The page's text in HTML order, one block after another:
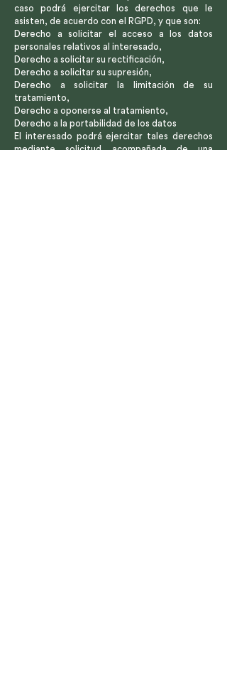
caso podrá ejercitar los derechos que le
asisten, de acuerdo con el RGPD, y que son:
Derecho a solicitar el acceso a los datos
personales relativos al interesado,
Derecho a solicitar su rectificación,
Derecho a solicitar su supresión,
Derecho a solicitar la limitación de su
tratamiento,
Derecho a oponerse al tratamiento,
Derecho a la portabilidad de los datos
El interesado podrá ejercitar tales derechos
mediante solicitud acompañada de una